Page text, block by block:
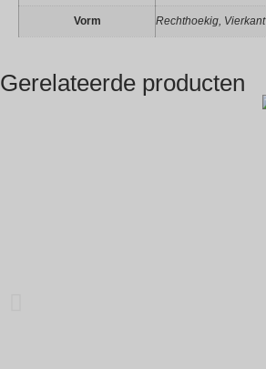
Vorm Rechthoekig, Vierkant
Gerelateerde producten